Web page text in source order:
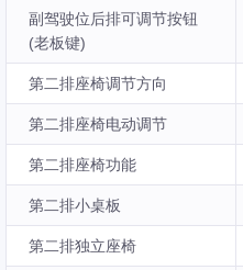
副驾驶位后排可调节按钮
(老板键)
第二排座椅调节方向
第二排座椅电动调节
第二排座椅功能
第二排小桌板
第二排独立座椅